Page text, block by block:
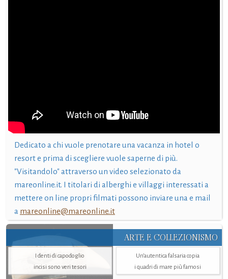
Dedicato a chi vuole prenotare una vacanza in hotel o
resort e prima di scegliere vuole saperne di più.
"Visitandolo" attraverso un video selezionato da
mareonline.it. I titolari di alberghi e villaggi interessati a
mettere on line propri filmati possono inviare una e mail
a mareonline@mareonline.it
ARTE E COLLEZIONISMO
I denti di capodoglio
incisi sono veri tesori
Un’autentica falsaria copia
i quadri di mare più famosi